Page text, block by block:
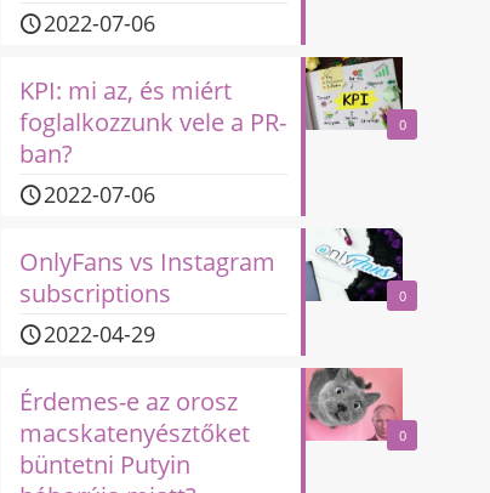
2022-07-06
0
KPI: mi az, és miért
foglalkozzunk vele a PR-
ban?
2022-07-06
0
OnlyFans vs Instagram
subscriptions
2022-04-29
0
Érdemes-e az orosz
macskatenyésztőket
büntetni Putyin